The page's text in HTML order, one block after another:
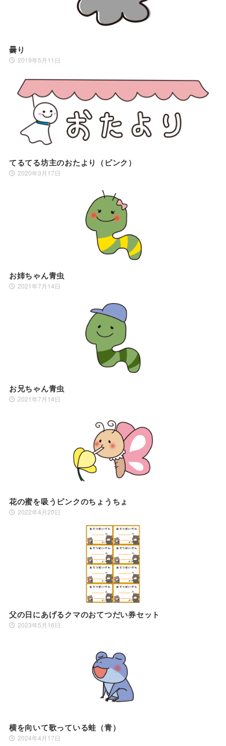
曇り
2019年5月11日
てるてる坊主のおたより（ピンク）
2020年3月17日
お姉ちゃん青虫
2021年7月14日
お兄ちゃん青虫
2021年7月14日
花の蜜を吸うピンクのちょうちょ
2022年4月20日
父の日にあげるクマのおてつだい券セット
2023年5月16日
横を向いて歌っている蛙（青）
2024年4月17日